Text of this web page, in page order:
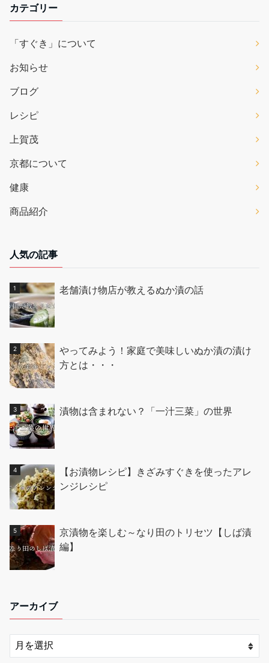
カテゴリー
「すぐき」について
お知らせ
ブログ
レシピ
上賀茂
京都について
健康
商品紹介
人気の記事
老舗漬け物店が教えるぬか漬の話
やってみよう！家庭で美味しいぬか漬の漬け
方とは・・・
漬物は含まれない？「一汁三菜」の世界
【お漬物レシピ】きざみすぐきを使ったアレ
ンジレシピ
京漬物を楽しむ～なり田のトリセツ【しば漬
編】
アーカイブ